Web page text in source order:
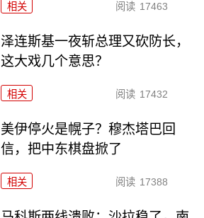
相关 阅读 17463
泽连斯基一夜斩总理又砍防长，
这大戏几个意思？
相关 阅读 17432
美伊停火是幌子？穆杰塔巴回
信，把中东棋盘掀了
相关 阅读 17388